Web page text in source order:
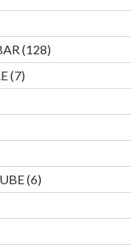
128128
Produkte
77
Produkte
66
Produkte